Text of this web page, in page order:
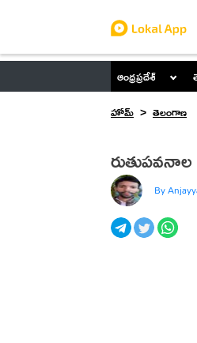
ఆంధ్రప్రదేశ్
హోమ్
తెలంగాణ
By